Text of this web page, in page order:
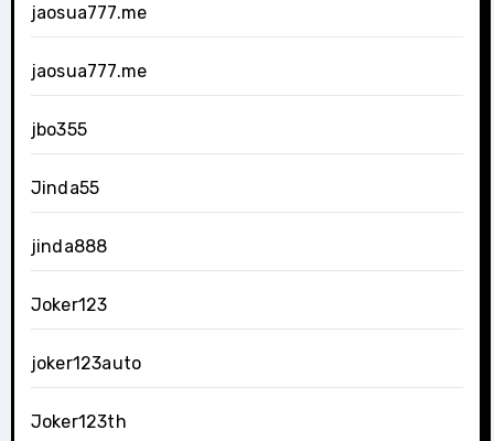
jaosua777.me
jaosua777.me
jbo355
Jinda55
jinda888
Joker123
joker123auto
Joker123th